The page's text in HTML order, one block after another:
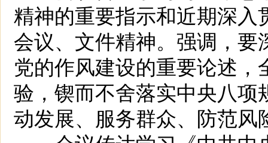
精神的重要指示和近期深
会议、文件精神。强调，
党的作风建设的重要论述
验，锲而不舍落实中央八
动发展、服务群众、防范风